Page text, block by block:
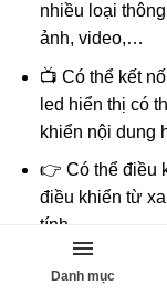
nhiều loại
ảnh, video,…
📺 Có thể kết
led hiển thị có
khiển nội dung
👉 Có thể điều
điều khiển từ
tính.
💪 Thân thiện
Danh mục